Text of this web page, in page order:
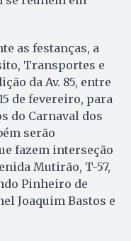
as festanças, a
Transportes e
da Av. 85, entre
de fevereiro, para
do Carnaval dos
serão
fazem interseção
Mutirão, T-57,
Pinheiro de
Joaquim Bastos e